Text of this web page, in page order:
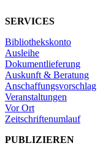
SERVICES
Bibliothekskonto
Ausleihe
Dokumentlieferung
Auskunft & Beratung
Anschaffungsvorschlag
Veranstaltungen
Vor Ort
Zeitschriftenumlauf
PUBLIZIEREN